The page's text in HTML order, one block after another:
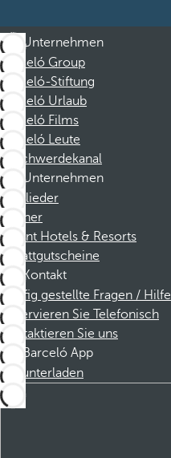
Unternehmen
Barceló Group
Barceló-Stiftung
Barceló Urlaub
Barceló Films
Barceló Leute
Beschwerdekanal
Unternehmen
Mitglieder
Partner
Dorint Hotels & Resorts
Rabattgutscheine
Kontakt
Häufig gestellte Fragen / Hilfe
Reservieren Sie Telefonisch
Kontaktieren Sie uns
Barceló App
Herunterladen